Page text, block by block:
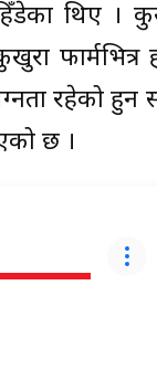
थिए ।
फार्मभित्र
रहेको हुन
छ ।